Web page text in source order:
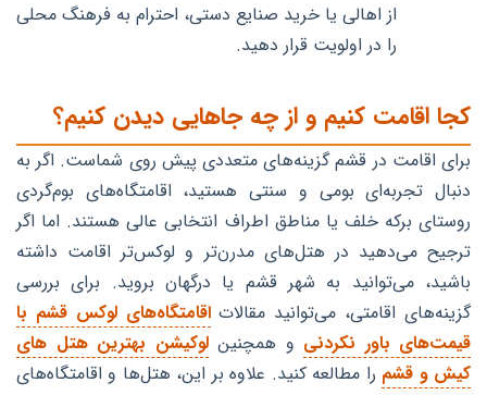
از اهالی یا خرید صنایع دستی، احترام به فرهنگ محلی
را در اولویت قرار دهید.
کجا اقامت کنیم و از چه جاهایی دیدن کنیم؟
برای اقامت در قشم گزینه‌های متعددی پیش روی شماست. اگر به
دنبال تجربه‌ای بومی و سنتی هستید، اقامتگاه‌های بوم‌گردی
روستای برکه خلف یا مناطق اطراف انتخابی عالی هستند. اما اگر
ترجیح می‌دهید در هتل‌های مدرن‌تر و لوکس‌تر اقامت داشته
باشید، می‌توانید به شهر قشم یا درگهان بروید. برای بررسی
گزینه‌های اقامتی، می‌توانید مقالاتاقامتگاه‌های لوکس قشم با
قیمت‌های باور نکردنی و همچنینلوکیشن بهترین هتل های
کیش و قشم را مطالعه کنید. علاوه بر این، هتل‌ها و اقامتگاه‌های